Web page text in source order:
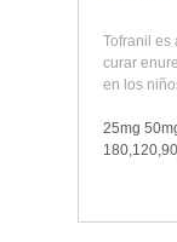
Tofranil es
curar
en los
25mg